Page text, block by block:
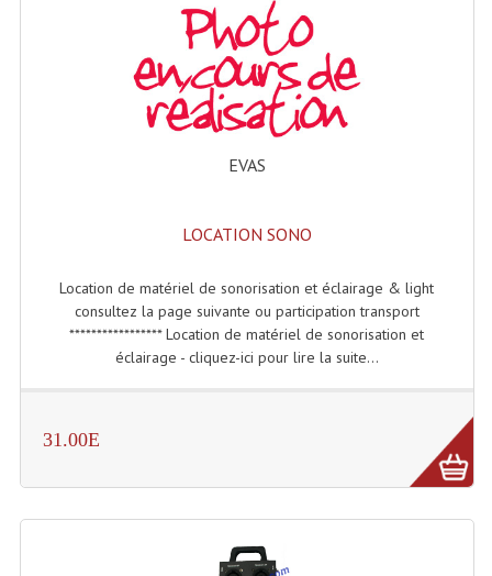
Microphones Scène Et Studio
Microphones Filaires
Micro Sans Fil HF VHF 200MHZ
Micro Sans Fil HF UHF 800MHZ
Multi-Effets, Reverbes Etc...
Peripheriques Traitements Et Accessoires
Système Sans Fil In-Ear Monitoring
Table Mixages Et Contrôleurs & Consoles
EVAS
LOCATION SONO
Location de matériel de sonorisation et éclairage & light
consultez la page suivante ou participation transport
***************** Location de matériel de sonorisation et
éclairage - cliquez-ici pour lire la suite...
31.00E